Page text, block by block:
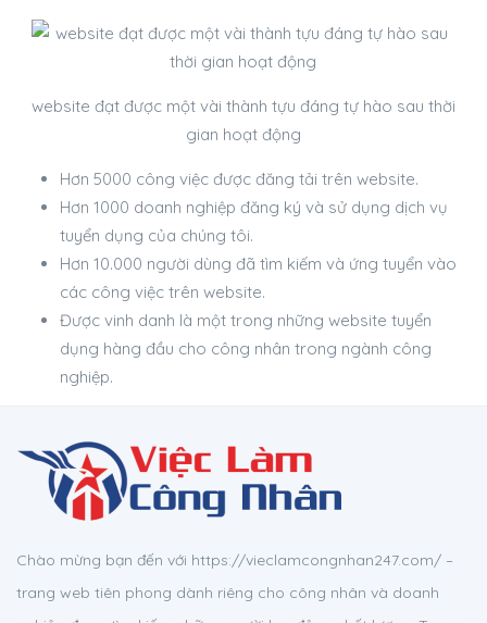
website đạt được một vài thành tựu đáng tự hào sau thời
gian hoạt động
Hơn 5000 công việc được đăng tải trên website.
Hơn 1000 doanh nghiệp đăng ký và sử dụng dịch vụ
tuyển dụng của chúng tôi.
Hơn 10.000 người dùng đã tìm kiếm và ứng tuyển vào
các công việc trên website.
Được vinh danh là một trong những website tuyển
dụng hàng đầu cho công nhân trong ngành công
nghiệp.
Chào mừng bạn đến với https://vieclamcongnhan247.com/ –
trang web tiên phong dành riêng cho công nhân và doanh